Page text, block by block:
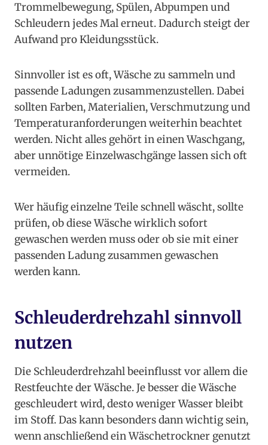
Trommelbewegung, Spülen, Abpumpen und
Schleudern jedes Mal erneut. Dadurch steigt der
Aufwand pro Kleidungsstück.
Sinnvoller ist es oft, Wäsche zu sammeln und
passende Ladungen zusammenzustellen. Dabei
sollten Farben, Materialien, Verschmutzung und
Temperaturanforderungen weiterhin beachtet
werden. Nicht alles gehört in einen Waschgang,
aber unnötige Einzelwaschgänge lassen sich oft
vermeiden.
Wer häufig einzelne Teile schnell wäscht, sollte
prüfen, ob diese Wäsche wirklich sofort
gewaschen werden muss oder ob sie mit einer
passenden Ladung zusammen gewaschen
werden kann.
Schleuderdrehzahl sinnvoll
nutzen
Die Schleuderdrehzahl beeinflusst vor allem die
Restfeuchte der Wäsche. Je besser die Wäsche
geschleudert wird, desto weniger Wasser bleibt
im Stoff. Das kann besonders dann wichtig sein,
wenn anschließend ein Wäschetrockner genutzt